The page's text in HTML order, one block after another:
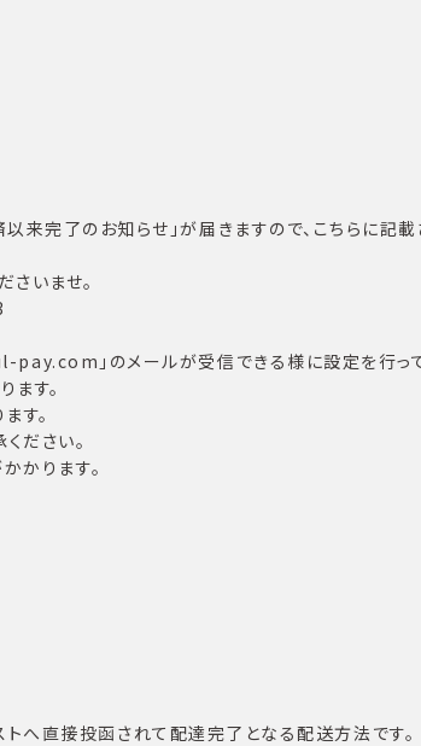
完了のお知らせ」が届きますので、こちらに記
いませ。
」のメールが受信できる様に設定を行って
す。
す。
ださい。
かります。
へ直接投函されて配達完了となる配送方法です。